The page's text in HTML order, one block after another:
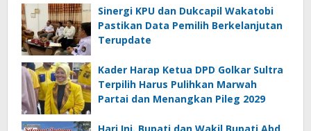
Sinergi KPU dan Dukcapil Wakatobi
Pastikan Data Pemilih Berkelanjutan
Terupdate
Kader Harap Ketua DPD Golkar Sultra
Terpilih Harus Pulihkan Marwah
Partai dan Menangkan Pileg 2029
Hari Ini, Bupati dan Wakil Bupati Abd